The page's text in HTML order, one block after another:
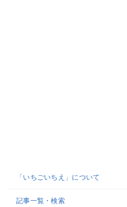
「いちごいちえ」について
記事一覧・検索